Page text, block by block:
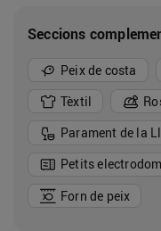
Seccions
Peix de costa
Tèxtil
Parament de la
Petits
Forn de peix